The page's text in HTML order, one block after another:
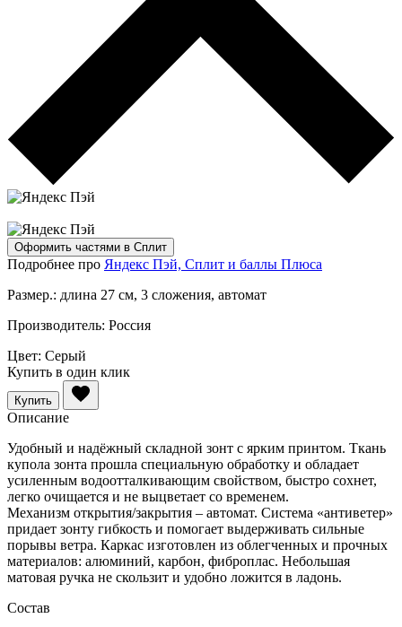
Оформить частями в Сплит
Подробнее про Яндекс Пэй, Сплит и баллы Плюса
Размер.: длина 27 см, 3 сложения, автомат
Производитель: Россия
Цвет: Серый
Купить в один клик
Купить
Описание
Удобный и надёжный складной зонт с ярким принтом. Ткань
купола зонта прошла специальную обработку и обладает
усиленным водоотталкивающим свойством, быстро сохнет,
легко очищается и не выцветает со временем.
Механизм открытия/закрытия – автомат. Система «антиветер»
придает зонту гибкость и помогает выдерживать сильные
порывы ветра. Каркас изготовлен из облегченных и прочных
материалов: алюминий, карбон, фиброплас. Небольшая
матовая ручка не скользит и удобно ложится в ладонь.
Состав